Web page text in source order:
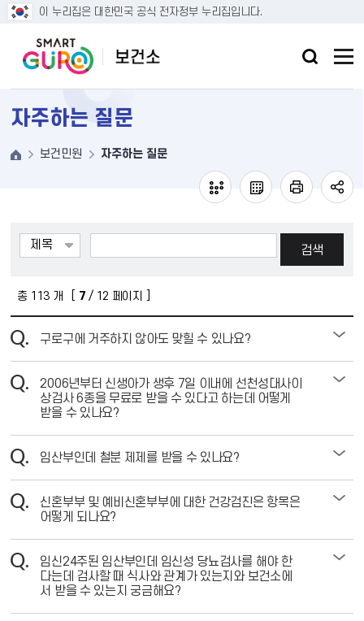
이 누리집은 대한민국 공식 전자정부 누리집입니다.
본문 바로가기
자주하는 질문
보건민원 자주하는 질문
검색
총 113개 [ 7 / 12 페이지 ]
구로구에 거주하지 않아도 맞힐 수 있나요?
2006년부터 신생아가 생후 7일 이내에 선천성대사이
상검사 6종을 무료로 받을 수 있다고 하는데 어떻게
받을 수 있나요?
임산부인데 철분 제제를 받을 수 있나요?
신혼부부 및 예비신혼부부에 대한 건강검진은 항목은
어떻게 되나요?
임신24주된 임산부인데 임신성 당뇨검사를 해야 한
다는데 검사할 때 식사와 관계가 있는지와 보건소에
서 받을 수 있는지 궁금해요?